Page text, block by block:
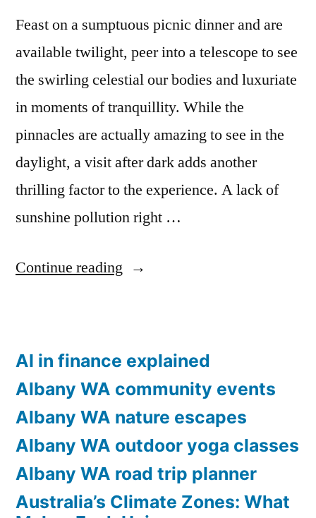
Feast on a sumptuous picnic dinner and are
available twilight, peer into a telescope to see
the swirling celestial our bodies and luxuriate
in moments of tranquillity. While the
pinnacles are actually amazing to see in the
daylight, a visit after dark adds another
thrilling factor to the experience. A lack of
sunshine pollution right …
Continue reading “Accommodation
Information”
AI in finance explained
Albany WA community events
Albany WA nature escapes
Albany WA outdoor yoga classes
Albany WA road trip planner
Australia’s Climate Zones: What